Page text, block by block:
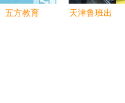
五方教育
天津鲁班出